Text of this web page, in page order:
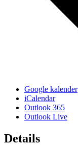
Google kalender
iCalendar
Outlook 365
Outlook Live
Details